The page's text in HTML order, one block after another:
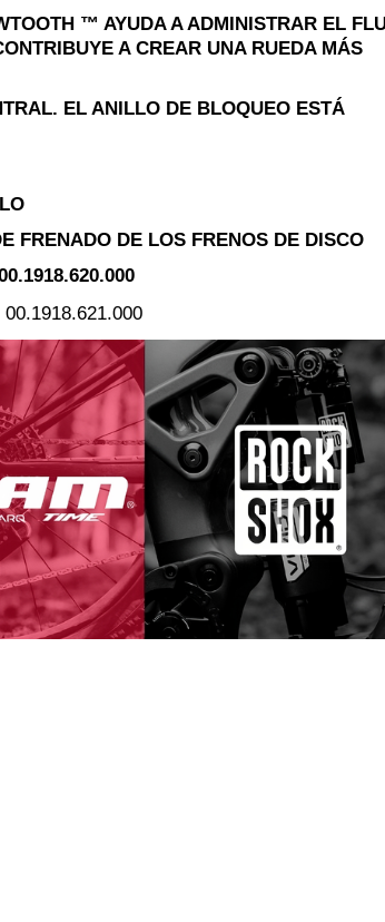
™ AYUDA A ADMINISTRAR EL
A CREAR UNA RUEDA MÁS
EL ANILLO DE BLOQUEO ESTÁ
FRENADO DE LOS FRENOS DE DISCO